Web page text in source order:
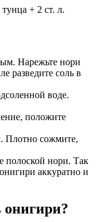
+ 2 ст. л.
Нарежьте нори
разведите соль в
воде.
положите
Плотно сожмите,
полоской нори. Так
аккуратно и
онигири?